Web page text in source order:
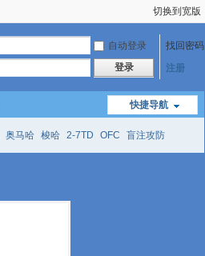
切换到宽版
自动登录
找回密码
登录 注册
快捷导航
奥马哈 梭哈 2-7TD OFC 盲注攻防